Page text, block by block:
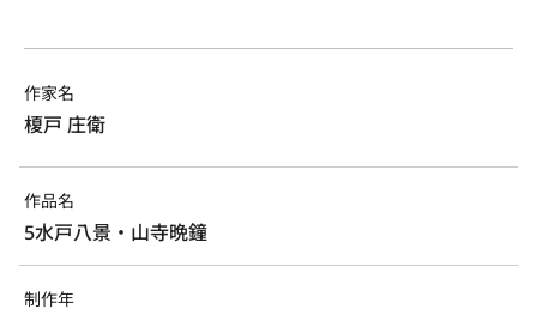
作家名
榎戸 庄衛
作品名
5水戸八景・山寺晩鐘
制作年